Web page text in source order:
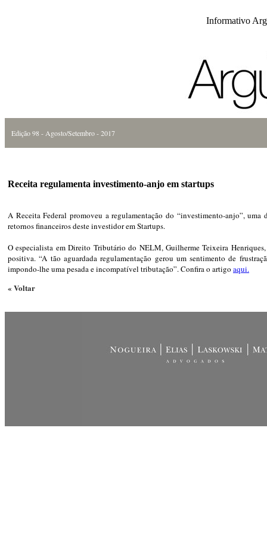
Informativo
Edição 98 - Agosto/Setembro - 2017
Receita regulamenta investimento-anjo em startups
A Receita Federal promoveu a regulamentação do “investimento-anjo”,
retornos financeiros deste investidor em Startups.
O especialista em Direito Tributário do NELM, Guilherme Teixeira
positiva. “A tão aguardada regulamentação gerou um sentimento de
impondo-lhe uma pesada e incompatível tributação”. Confira o artigo aqui.
« Voltar